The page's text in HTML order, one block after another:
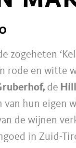
rode en witte
de
hun eigen
de wijnen
in Zuid-